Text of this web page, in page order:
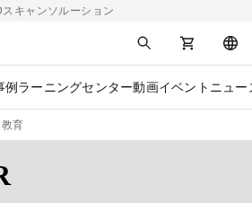
スキャンソルーション
例 ラーニングセンター動画イベント ニュー
育